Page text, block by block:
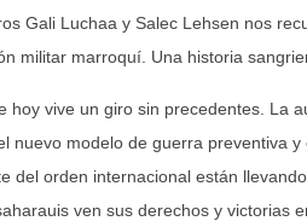
Gali Luchaa y Salec Lehsen nos
militar marroquí. Una historia
hoy vive un giro sin precedentes. La
nuevo modelo de guerra preventiva
del orden internacional están
ven sus derechos y victorias